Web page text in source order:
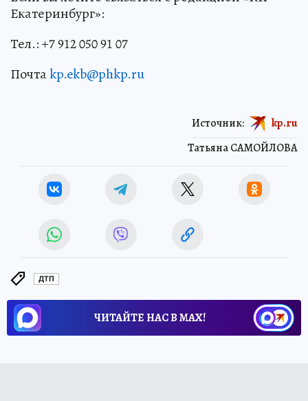
Екатеринбург»:
Тел.: +7 912 050 91 07
Почтаkp.ekb@phkp.ru
Татьяна САМОЙЛОВА
Источник: kp.ru
ДТП
ЧИТАЙТЕ НАС В МАХ!